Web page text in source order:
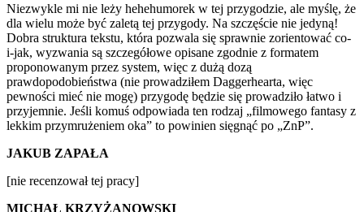
Niezwykle mi nie leży hehehumorek w tej przygodzie, ale myślę, że
dla wielu może być zaletą tej przygody. Na szczęście nie jedyną!
Dobra struktura tekstu, która pozwala się sprawnie zorientować co-
i-jak, wyzwania są szczegółowe opisane zgodnie z formatem
proponowanym przez system, więc z dużą dozą
prawdopodobieństwa (nie prowadziłem Daggerhearta, więc
pewności mieć nie mogę) przygodę będzie się prowadziło łatwo i
przyjemnie. Jeśli komuś odpowiada ten rodzaj „filmowego fantasy z
lekkim przymrużeniem oka” to powinien sięgnąć po „ZnP”.
JAKUB ZAPAŁA
[nie recenzował tej pracy]
MICHAŁ KRZYŻANOWSKI